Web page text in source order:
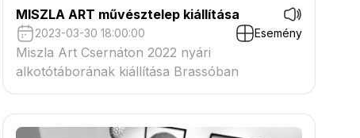
MISZLA ART művésztelep kiállítása
2023-03-30 18:00:00 Esemény
Miszla Art Csernáton 2022 nyári
alkotótáborának kiállítása Brassóban